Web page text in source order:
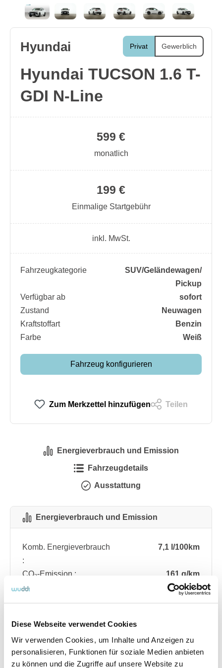
Diese Webseite verwendet Cookies
Wir verwenden Cookies, um Inhalte und Anzeigen zu
personalisieren, Funktionen für soziale Medien anbieten
zu können und die Zugriffe auf unsere Website zu
Privat Gewerblich
Hyundai
Hyundai TUCSON 1.6 T-
GDI N-Line
199 €
Einmalige Startgebühr
599 €
monatlich
inkl. MwSt.
Fahrzeugkategorie
SUV/​Geländewagen/​
Pickup
Verfügbar ab
sofort
Zustand
Neuwagen
Kraftstoffart
Benzin
Farbe
Weiß
Fahrzeug konfigurieren
Zum Merkzettel hinzufügen Teilen
Energieverbrauch und Emission
Fahrzeugdetails
Ausstattung
Energieverbrauch und Emission
Komb. Energieverbrauch
:
7,1 l/100km
CO₂-Emission :
161 g/km
CO₂-Klasse :
F
Angebotsnummer ABO76.114